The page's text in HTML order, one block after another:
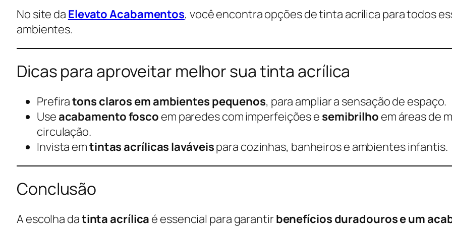
No site da Elevato Acabamentos, você encontra opções de tinta acrílica para todos
ambientes.
Dicas para aproveitar melhor sua tinta acrílica
Prefiratons claros em ambientes pequenos, para ampliar a sensação de espaço.
Useacabamento fosco em paredes com imperfeições e semibrilho em áreas de
circulação.
Invista emtintas acrílicas laváveispara cozinhas, banheiros e ambientes infantis.
Conclusão
A escolha datinta acrílica é essencial para garantir benefícios duradouros e um